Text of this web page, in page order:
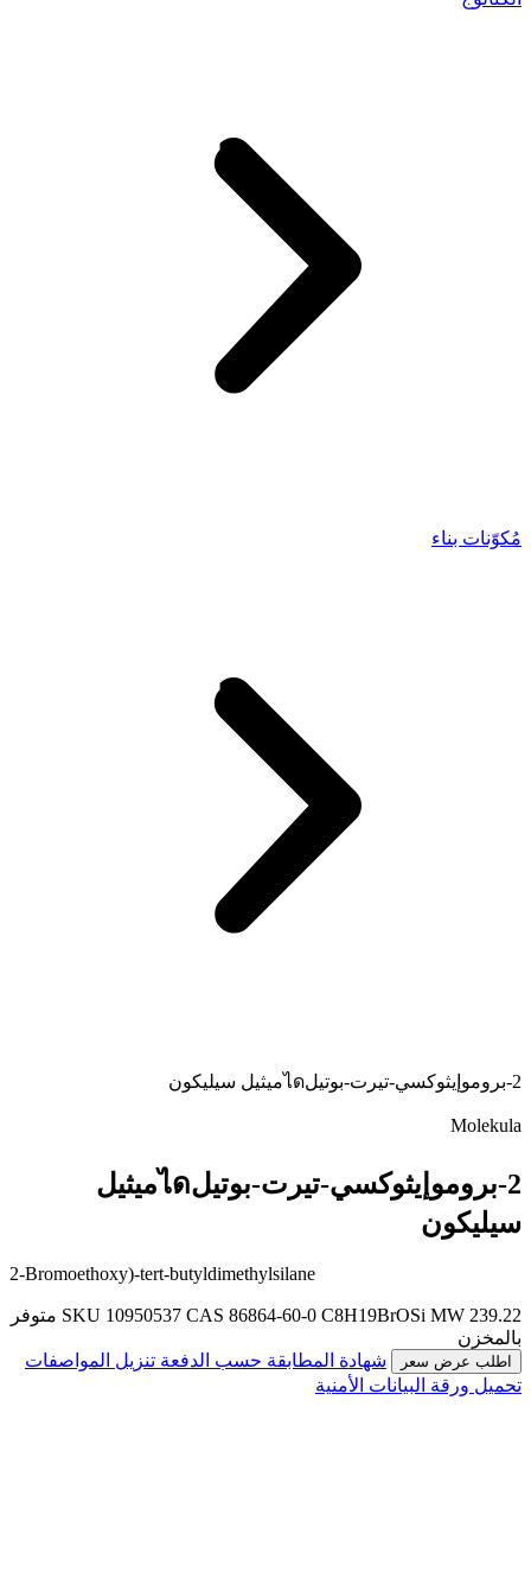
مُكوّنات بناء
2-بروموإيثوكسي-تيرت-بوتيلไดميثيل سيليكون
Molekula
2-بروموإيثوكسي-تيرت-بوتيلไดميثيل
سيليكون
2-Bromoethoxy)-tert-butyldimethylsilane
SKU 10950537 CAS 86864-60-0 C8H19BrOSi MW 239.22
متوفر
بالمخزن
اطلب عرض سعر شهادة المطابقة حسب الدفعة تنزيل المواصفات
تحميل ورقة البيانات الأمنية